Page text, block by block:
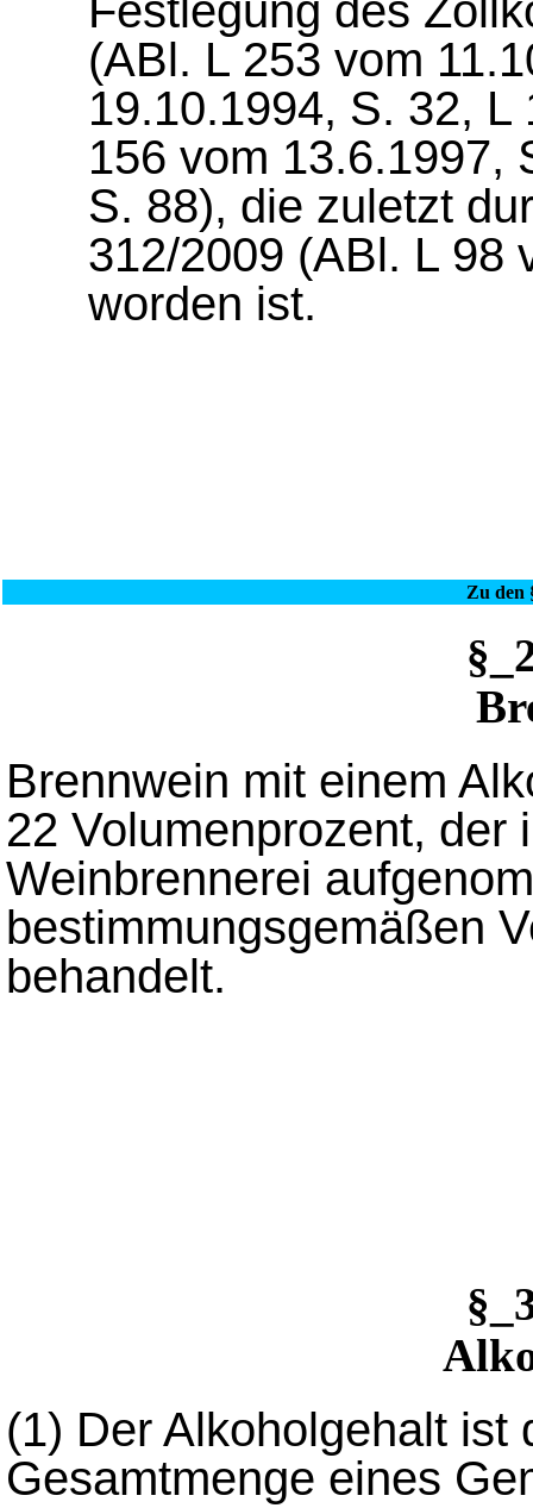
(ABl. L 253 vom
19.10.1994, S. 32,
156 vom 13.6.1997,
S. 88), die zuletzt
312/2009 (ABl. L 98
worden ist.
Zu den
Brennwein mit einem
22 Volumenprozent, der
Weinbrennerei
bestimmungsgemäßen
behandelt.
(1) Der Alkoholgehalt ist
Gesamtmenge eines